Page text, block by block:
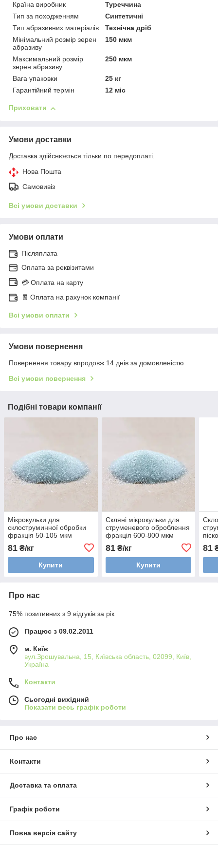
Країна виробник
Туреччина
Тип за походженням
Синтетичні
Тип абразивних матеріалів
Технічна дріб
Мінімальний розмір зерен
абразиву
150 мкм
Максимальний розмір
зерен абразиву
250 мкм
Вага упаковки
25 кг
Гарантійний термін
12 міс
Приховати
Умови доставки
Доставка здійснюється тільки по передоплаті.
Нова Пошта
Самовивіз
Всі умови доставки
Умови оплати
Післяплата
Оплата за реквізитами
💳 Оплата на карту
🧾 Оплата на рахунок компанії
Всі умови оплати
Умови повернення
Повернення товару впродовж 14 днів за домовленістю
Всі умови повернення
Подібні товари компанії
Мікрокульки для
склоструминної обробки
фракція 50-105 мкм
81 ₴/кг
Купити
Скляні мікрокульки для
струменевого оброблення
фракція 600-800 мкм
81₴/кг
Купити
81
Про нас
75% позитивних з 9 відгуків за рік
Працює з 09.02.2011
м. Київ
вул.Зрошувальна, 15, Київська область, 02099, Київ,
Україна
Контакти
Сьогодні вихідний
Показати весь графік роботи
Про нас
Контакти
Доставка та оплата
Графік роботи
Повна версія сайту